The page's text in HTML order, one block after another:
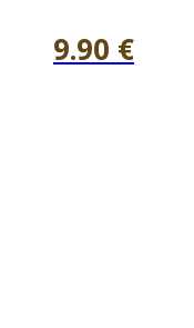
9.90 €